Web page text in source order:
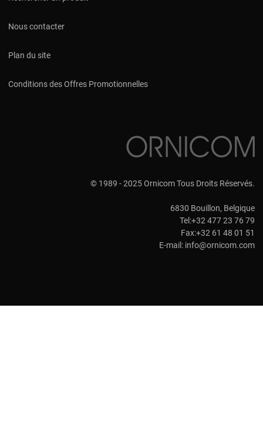
Nous contacter
Plan du site
Conditions des Offres Promotionnelles
© 1989 - 2025 Ornicom Tous Droits Réservés.
6830 Bouillon, Belgique
Tel:+32 477 23 76 79
Fax:+32 61 48 01 51
E-mail: info@ornicom.com